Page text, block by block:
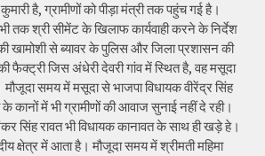
है, ग्रामीणों को पीड़ा मंत्री तक पहुंच गई है।
तक श्री सीमेंट के खिलाफ कार्यवाही करने के निर्देश
खामोशी से ब्यावर के पुलिस और जिला प्रशासन की
फैक्ट्री जिस अंधेरी देवरी गांव में स्थित है, वह मसूदा
मौजूदा समय में मसूदा से भाजपा विधायक वीरेंद्र सिंह
कानों में भी ग्रामीणों की आवाज सुनाई नहीं दे रही।
सिंह रावत भी विधायक कानावत के साथ ही खड़े हे।
क्षेत्र में आता है। मौजूदा समय में श्रीमती महिमा